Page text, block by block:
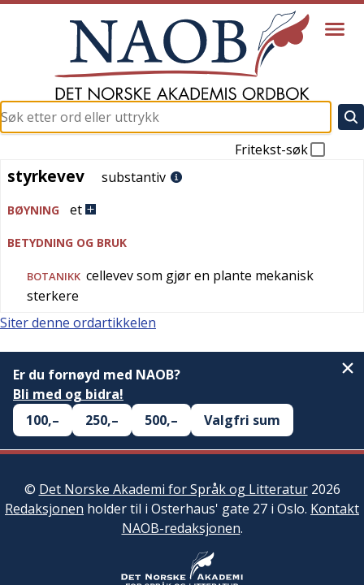
Fritekst-søk
styrkevev
styrkevev substantiv
BØYNING et
BETYDNING OG BRUK
BOTANIKK cellevev som gjør en plante mekanisk
sterkere
Siter denne ordartikkelen
Er du fornøyd med NAOB?
Bli med og bidra!
100,–
250,– 500,– Valgfri sum
© Det Norske Akademi for Språk og Litteratur2026
Redaksjonen holder til i Osterhaus' gate 27 i Oslo. Kontakt
NAOB-redaksjonen.